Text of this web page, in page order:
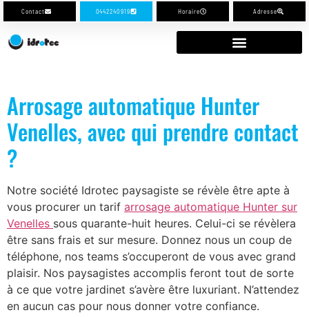
Contact 0442240919 Horaire Adresse
Arrosage automatique Hunter
Venelles, avec qui prendre contact
?
Notre société Idrotec paysagiste se révèle être apte à
vous procurer un tarif arrosage automatique Hunter sur
Venelles sous quarante-huit heures. Celui-ci se révèlera
être sans frais et sur mesure. Donnez nous un coup de
téléphone, nos teams s’occuperont de vous avec grand
plaisir. Nos paysagistes accomplis feront tout de sorte
à ce que votre jardinet s’avère être luxuriant. N’attendez
en aucun cas pour nous donner votre confiance.